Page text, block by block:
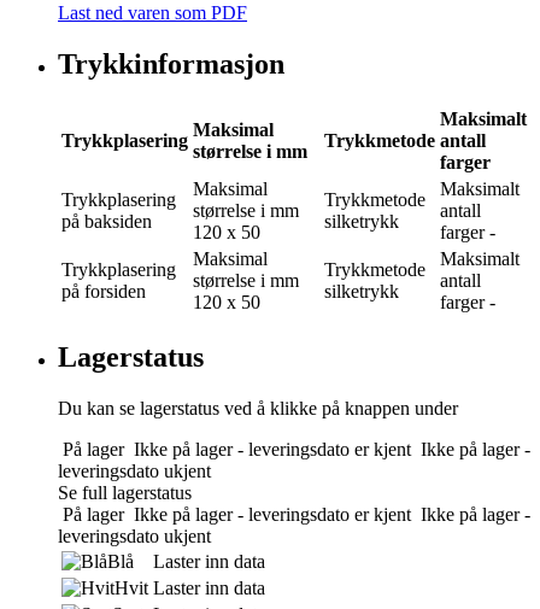
Last ned varen som PDF
Trykkinformasjon
Trykkplasering
Maksimal
størrelse i mm
Trykkmetode
Maksimalt
antall
farger
Trykkplasering
på baksiden
Maksimal
størrelse i mm
120 x 50
Trykkmetode
silketrykk
Maksimalt
antall
farger -
Trykkplasering
på forsiden
Maksimal
størrelse i mm
120 x 50
Trykkmetode
silketrykk
Maksimalt
antall
farger -
Lagerstatus
Du kan se lagerstatus ved å klikke på knappen under
På lager Ikke på lager - leveringsdato er kjent Ikke på lager -
leveringsdato ukjent
Se full lagerstatus
På lager Ikke på lager - leveringsdato er kjent Ikke på lager -
leveringsdato ukjent
Blå
Laster inn data
Hvit Laster inn data